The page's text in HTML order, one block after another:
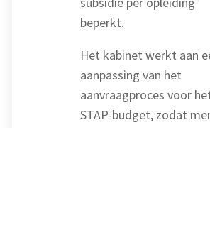
beperkt.
Het kabinet werkt aan
aanpassing van het
aanvraagproces voor
STAP-budget, zodat